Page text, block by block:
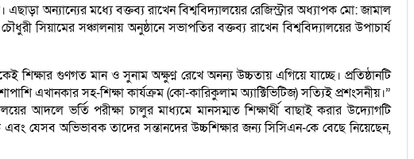
অন্যান্যের মধ্যে বক্তব্য রাখেন বিশ্ববিদ্যালয়ের রেজিস্ট্রার অধ্যাপক মো: জামাল
সঞ্চালনায় অনুষ্ঠানে সভাপতির বক্তব্য রাখেন বিশ্ববিদ্যালয়ের উপাচার্য
শিক্ষার গুণগত মান ও সুনাম অক্ষুণ্ন রেখে অনন্য উচ্চতায় এগিয়ে যাচ্ছে। প্রতিষ্ঠানটি
এখানকার সহ-শিক্ষা কার্যক্রম (কো-কারিকুলাম অ্যাক্টিভিটিজ) সত্যিই প্রশংসনীয়।”
আদলে ভর্তি পরীক্ষা চালুর মাধ্যমে মানসম্মত শিক্ষার্থী বাছাই করার উদ্যোগটি
যেসব অভিভাবক তাদের সন্তানদের উচ্চশিক্ষার জন্য সিসিএন-কে বেছে নিয়েছেন,